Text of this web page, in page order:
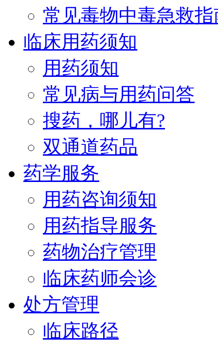
常见毒物中毒急救指
临床用药须知
用药须知
常见病与用药问答
搜药，哪儿有?
双通道药品
药学服务
用药咨询须知
用药指导服务
药物治疗管理
临床药师会诊
处方管理
临床路径